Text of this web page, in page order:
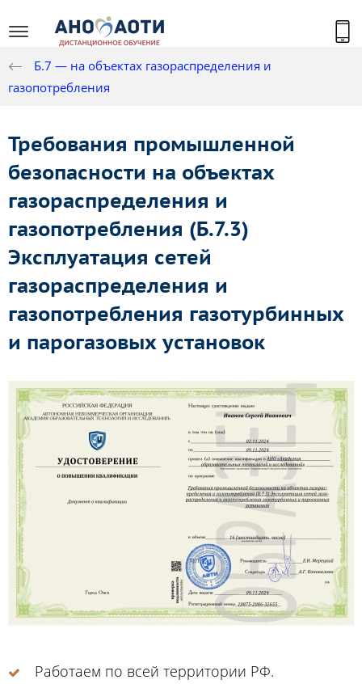
Б.7 — на объектах газораспределения и
газопотребления
Требования промышленной
безопасности на объектах
газораспределения и
газопотребления (Б.7.3)
Эксплуатация сетей
газораспределения и
газопотребления газотурбинных
и парогазовых установок
Работаем по всей территории РФ.